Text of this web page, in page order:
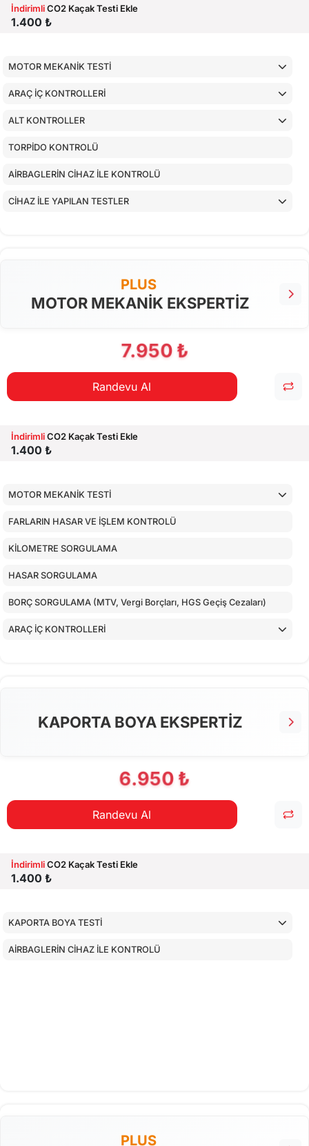
İndirimliCO2 Kaçak Testi Ekle
1.400 ₺
MOTOR MEKANİK TESTİ
ARAÇ İÇ KONTROLLERİ
ALT KONTROLLER
TORPİDO KONTROLÜ
AİRBAGLERİN CİHAZ İLE KONTROLÜ
CİHAZ İLE YAPILAN TESTLER
PLUS
MOTOR MEKANİK EKSPERTİZ
7.950 ₺
Randevu Al
İndirimliCO2 Kaçak Testi Ekle
1.400 ₺
MOTOR MEKANİK TESTİ
FARLARIN HASAR VE İŞLEM KONTROLÜ
KİLOMETRE SORGULAMA
HASAR SORGULAMA
BORÇ SORGULAMA (MTV, Vergi Borçları, HGS Geçiş Cezaları)
ARAÇ İÇ KONTROLLERİ
KAPORTA BOYA EKSPERTİZ
6.950 ₺
Randevu Al
İndirimliCO2 Kaçak Testi Ekle
1.400 ₺
KAPORTA BOYA TESTİ
AİRBAGLERİN CİHAZ İLE KONTROLÜ
PLUS